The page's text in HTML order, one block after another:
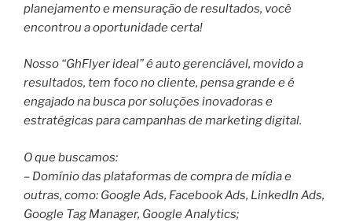
planejamento e mensuração de resultados, você
encontrou a oportunidade certa!
Nosso “GhFlyer ideal” é auto gerenciável, movido a
resultados, tem foco no cliente, pensa grande e é
engajado na busca por soluções inovadoras e
estratégicas para campanhas de marketing digital.
O que buscamos:
– Domínio das plataformas de compra de mídia e
outras, como: Google Ads, Facebook Ads, LinkedIn Ads,
Google Tag Manager, Google Analytics;